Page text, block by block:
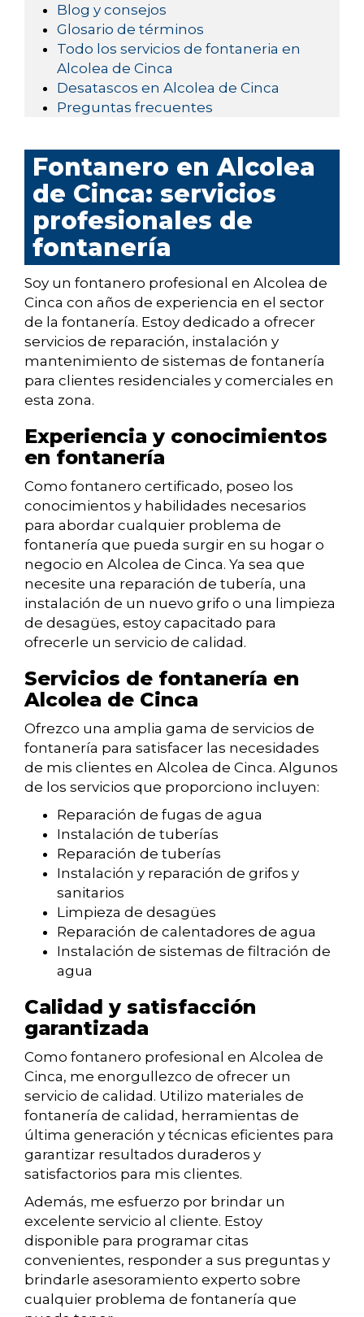
Blog y consejos
Glosario de términos
Todo los servicios de fontaneria en
Alcolea de Cinca
Desatascos en Alcolea de Cinca
Preguntas frecuentes
Fontanero en Alcolea
de Cinca: servicios
profesionales de
fontanería
Soy un fontanero profesional en Alcolea de
Cinca con años de experiencia en el sector
de la fontanería. Estoy dedicado a ofrecer
servicios de reparación, instalación y
mantenimiento de sistemas de fontanería
para clientes residenciales y comerciales en
esta zona.
Experiencia y conocimientos
en fontanería
Como fontanero certificado, poseo los
conocimientos y habilidades necesarios
para abordar cualquier problema de
fontanería que pueda surgir en su hogar o
negocio en Alcolea de Cinca. Ya sea que
necesite una reparación de tubería, una
instalación de un nuevo grifo o una limpieza
de desagües, estoy capacitado para
ofrecerle un servicio de calidad.
Servicios de fontanería en
Alcolea de Cinca
Ofrezco una amplia gama de servicios de
fontanería para satisfacer las necesidades
de mis clientes en Alcolea de Cinca. Algunos
de los servicios que proporciono incluyen:
Reparación de fugas de agua
Instalación de tuberías
Reparación de tuberías
Instalación y reparación de grifos y
sanitarios
Limpieza de desagües
Reparación de calentadores de agua
Instalación de sistemas de filtración de
agua
Calidad y satisfacción
garantizada
Como fontanero profesional en Alcolea de
Cinca, me enorgullezco de ofrecer un
servicio de calidad. Utilizo materiales de
fontanería de calidad, herramientas de
última generación y técnicas eficientes para
garantizar resultados duraderos y
satisfactorios para mis clientes.
Además, me esfuerzo por brindar un
excelente servicio al cliente. Estoy
disponible para programar citas
convenientes, responder a sus preguntas y
brindarle asesoramiento experto sobre
cualquier problema de fontanería que